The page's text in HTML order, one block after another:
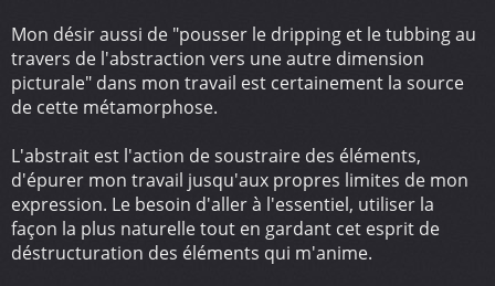
Mon désir aussi de "pousser le dripping et le tubbing au
travers de l'abstraction vers une autre dimension
picturale" dans mon travail est certainement la source
de cette métamorphose.
L'abstrait est l'action de soustraire des éléments,
d'épurer mon travail jusqu'aux propres limites de mon
expression. Le besoin d'aller à l'essentiel, utiliser la
façon la plus naturelle tout en gardant cet esprit de
déstructuration des éléments qui m'anime.